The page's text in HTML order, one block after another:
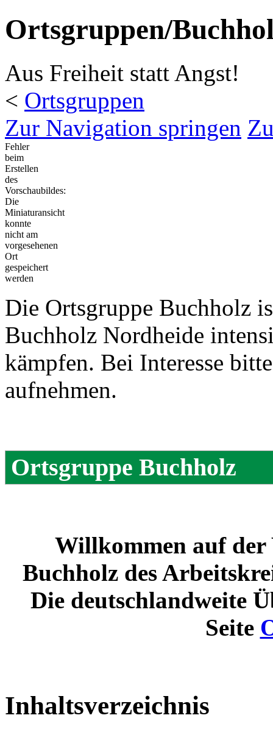
Ortsgruppen/
Aus Freiheit statt Angst!
< Ortsgruppen
Zur Navigation springen
Fehler
beim
Erstellen
des
Vorschaubildes:
Die
Miniaturansicht
konnte
nicht am
vorgesehenen
Ort
gespeichert
werden
Die Ortsgruppe Buchholz
Buchholz Nordheide
kämpfen. Bei Interesse
aufnehmen.
Ortsgruppe Buchholz
Willkommen auf
Buchholz des
Die deutschlandweite
Seite
Inhaltsverzeichnis